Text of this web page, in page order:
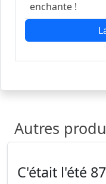
enchante !
Autres
C'était l'été 87